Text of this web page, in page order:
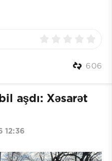
606
aşdı: Xəsarət
12:36